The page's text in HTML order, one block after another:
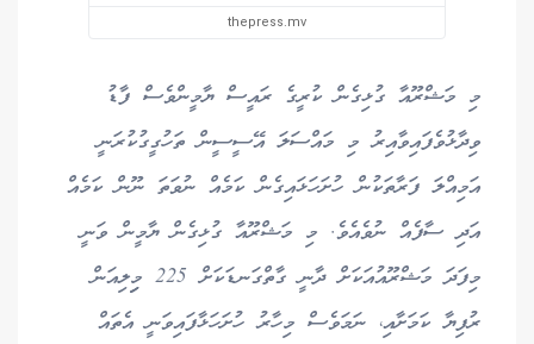
thepress.mv
މި މަޝްރޫއާ ގުޅިގެން ކުރީގެ ރައީސް ޔާމީންވެސް ފާޑު
ވިދާޅުވެފައިވާއިރު މި މައްސަލަ އޭސީސީން ތަހުގީގުކުރަނީ
އަމިއްލަ ފަރާތަކުން ހުށަހަޅައިގެން ކަމެއް ނުވަތަ ނޫން ކަމެއް
އަދި ސާފެއް ނުވެއެވެ. މި މަޝްރޫއާ ގުޅިގެން ޔާމީން ވަނީ
މިފަދަ މަޝްރޫއުއަކަށް ދާނީ ގާތްގަނޑަކަށް 225 މިިލިއަން
ރުފިޔާ ކަމަށާއި، ނަމަވެސް މިހާރު ހުށަހަޅާފައިވަނީ އެތައް